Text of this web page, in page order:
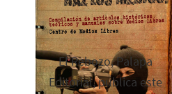
El Rebozo, Palapa
Editorial, publica este